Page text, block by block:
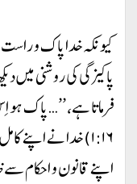
کیونکہ خدا پاک و
پاکیزگی کی روشنی میں
۱:۱۶) خدا نے اپنے
اپنے قانون و احکام